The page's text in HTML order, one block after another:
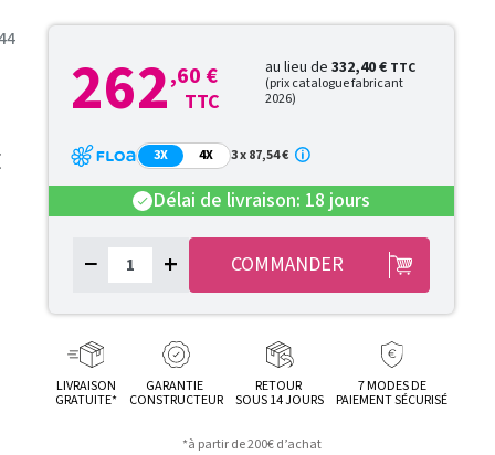
262,60 €
TTC
au lieu de 332,40 € TTC
(prix catalogue fabricant
2026)
3X 4X 3 x 87,54 €
check Délai de livraison: 18 jours
− + COMMANDER
LIVRAISON
GRATUITE*
GARANTIE
CONSTRUCTEUR
RETOUR
SOUS 14 JOURS
7 MODES DE
PAIEMENT SÉCURISÉ
*à partir de 200€ d’achat